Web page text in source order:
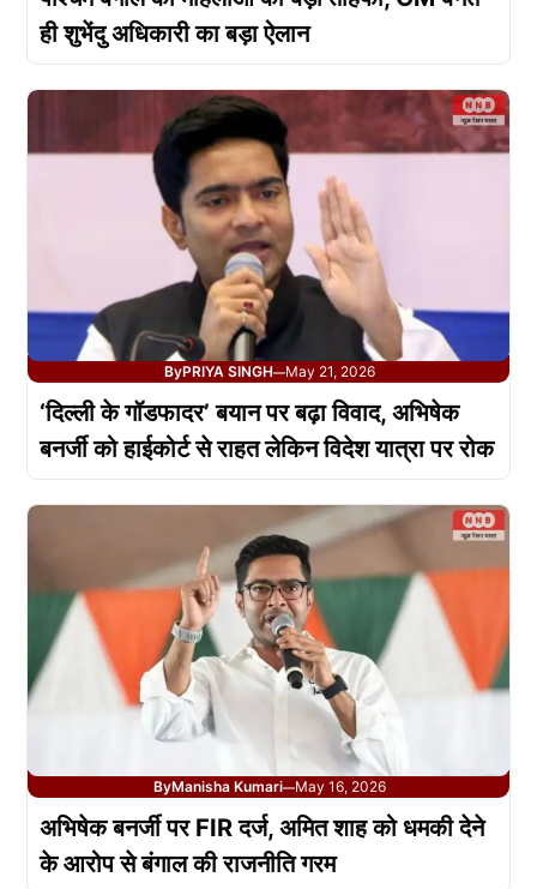
ही शुभेंदु अधिकारी का बड़ा ऐलान
ByPRIYA SINGH—May 21, 2026
‘दिल्ली के गॉडफादर’ बयान पर बढ़ा विवाद, अभिषेक
बनर्जी को हाईकोर्ट से राहत लेकिन विदेश यात्रा पर रोक
ByManisha Kumari—May 16, 2026
अभिषेक बनर्जी पर FIR दर्ज, अमित शाह को धमकी देने
के आरोप से बंगाल की राजनीति गरम